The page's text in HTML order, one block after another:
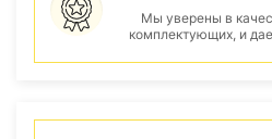
Мы уверены в
комплектующих, и